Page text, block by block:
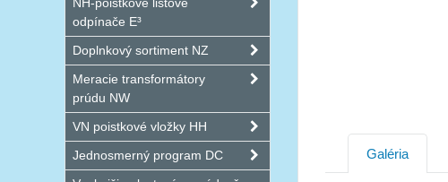
Galéria
odpínače E³
Doplnkový sortiment NZ
Meracie transformátory
prúdu NW
VN poistkové vložky HH
Jednosmerný program DC